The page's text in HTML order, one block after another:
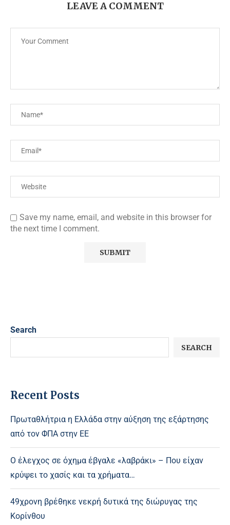
LEAVE A COMMENT
Save my name, email, and website in this browser for
the next time I comment.
Search
SEARCH
Recent Posts
Πρωταθλήτρια η Ελλάδα στην αύξηση της εξάρτησης
από τον ΦΠΑ στην ΕΕ
Ο έλεγχος σε όχημα έβγαλε «λαβράκι» – Που είχαν
κρύψει το χασίς και τα χρήματα…
49χρονη βρέθηκε νεκρή δυτικά της διώρυγας της
Κορίνθου